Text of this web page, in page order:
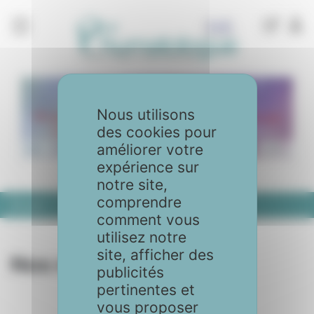
Nos revues
Nos revues
Nous utilisons
des cookies pour
améliorer votre
expérience sur
notre site,
comprendre
comment vous
utilisez notre
site, afficher des
publicités
pertinentes et
vous proposer